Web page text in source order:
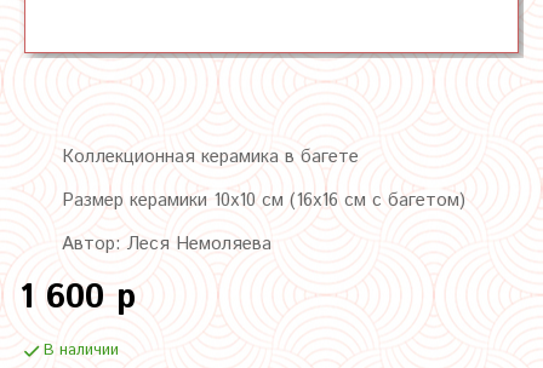
Коллекционная керамика в багете
Размер керамики 10х10 см (16х16 см с багетом)
Автор: Леся Немоляева
1 600 р
В наличии